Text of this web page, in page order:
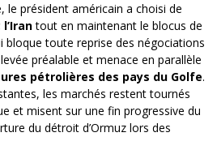
le président américain a choisi de
tout en maintenant le blocus de
bloque toute reprise des négociations
préalable et menace en parallèle
pétrolières des pays du Golfe.
les marchés restent tournés
et misent sur une fin progressive du
du détroit d’Ormuz lors des